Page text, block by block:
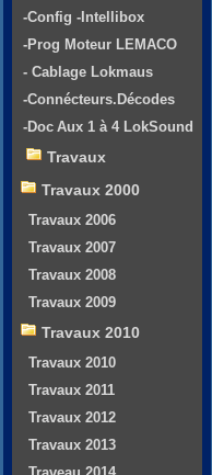
-Config -Intellibox
-Prog Moteur LEMACO
- Cablage Lokmaus
-Connécteurs.Décodes
-Doc Aux 1 à 4 LokSound
Travaux
Travaux 2000
Travaux 2006
Travaux 2007
Travaux 2008
Travaux 2009
Travaux 2010
Travaux 2010
Travaux 2011
Travaux 2012
Travaux 2013